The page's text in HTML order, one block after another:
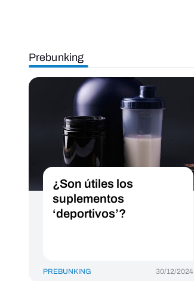
Prebunking
¿Son útiles los
suplementos
‘deportivos’?
PREBUNKING 30/12/2024